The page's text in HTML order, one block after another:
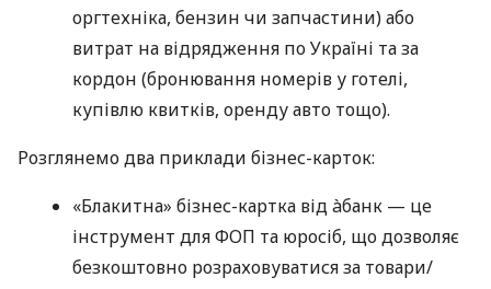
оргтехніка, бензин чи запчастини) або
витрат на відрядження по Україні та за
кордон (бронювання номерів у готелі,
купівлю квитків, оренду авто тощо).
Розглянемо два приклади бізнес-карток:
«Блакитна» бізнес-картка від àбанк — це
інструмент для ФОП та юросіб, що дозволяє
безкоштовно розраховуватися за товари/